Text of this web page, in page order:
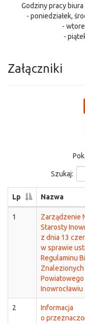
Godziny pracy
- poniedziałek,
-
-
Załączniki
Szukaj:
Lp Nazwa
1
Zarządzenie
Starosty
z dnia 13
w sprawie
Regulaminu
Inowrocławiu
2
Informacja
o